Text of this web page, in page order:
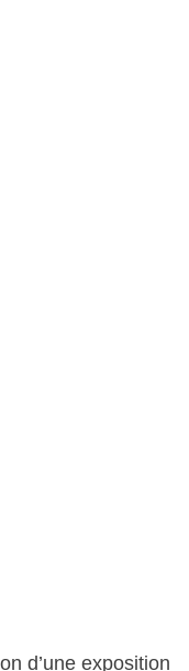
d’une exposition